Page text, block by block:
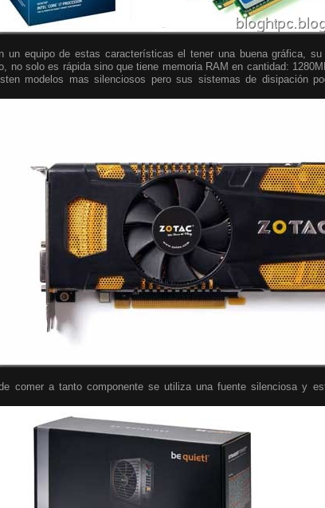
un equipo de estas características el tener una buena gráfica,
no solo es rápida sino que tiene memoria RAM en cantidad:
modelos mas silenciosos pero sus sistemas de disipación
comer a tanto componente se utiliza una fuente silenciosa y